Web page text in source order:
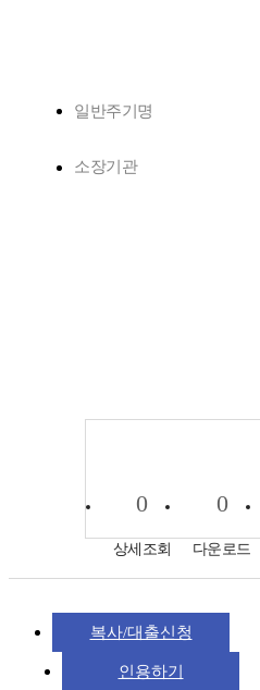
일반주기명
소장기관
0
상세조회
0
다운로드
복사/대출신청
인용하기